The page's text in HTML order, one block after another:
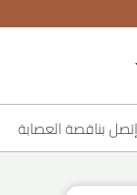
إتصل بناقصة العصابة